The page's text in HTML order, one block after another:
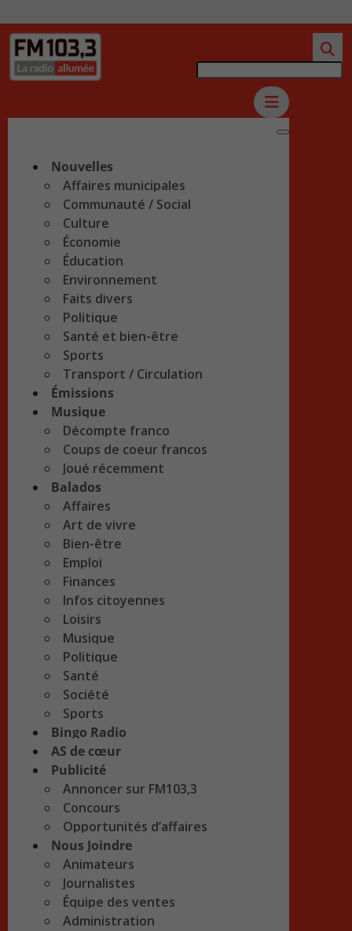
Nouvelles
Affaires municipales
Communauté / Social
Culture
Économie
Éducation
Environnement
Faits divers
Politique
Santé et bien-être
Sports
Transport / Circulation
Émissions
Musique
Décompte franco
Coups de coeur francos
Joué récemment
Balados
Affaires
Art de vivre
Bien-être
Emploi
Finances
Infos citoyennes
Loisirs
Musique
Politique
Santé
Société
Sports
Bingo Radio
AS de cœur
Publicité
Annoncer sur FM103,3
Concours
Opportunités d’affaires
Nous Joindre
Animateurs
Journalistes
Équipe des ventes
Administration